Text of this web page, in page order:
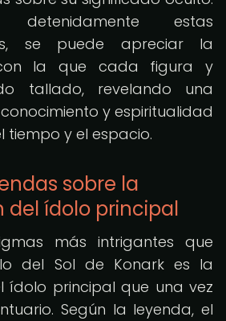
estas
se puede apreciar la
la que cada figura y
tallado, revelando una
y espiritualidad
tiempo y el espacio.
sobre la
del ídolo principal
más intrigantes que
del Sol de Konark es la
ídolo principal que una vez
Según la leyenda, el